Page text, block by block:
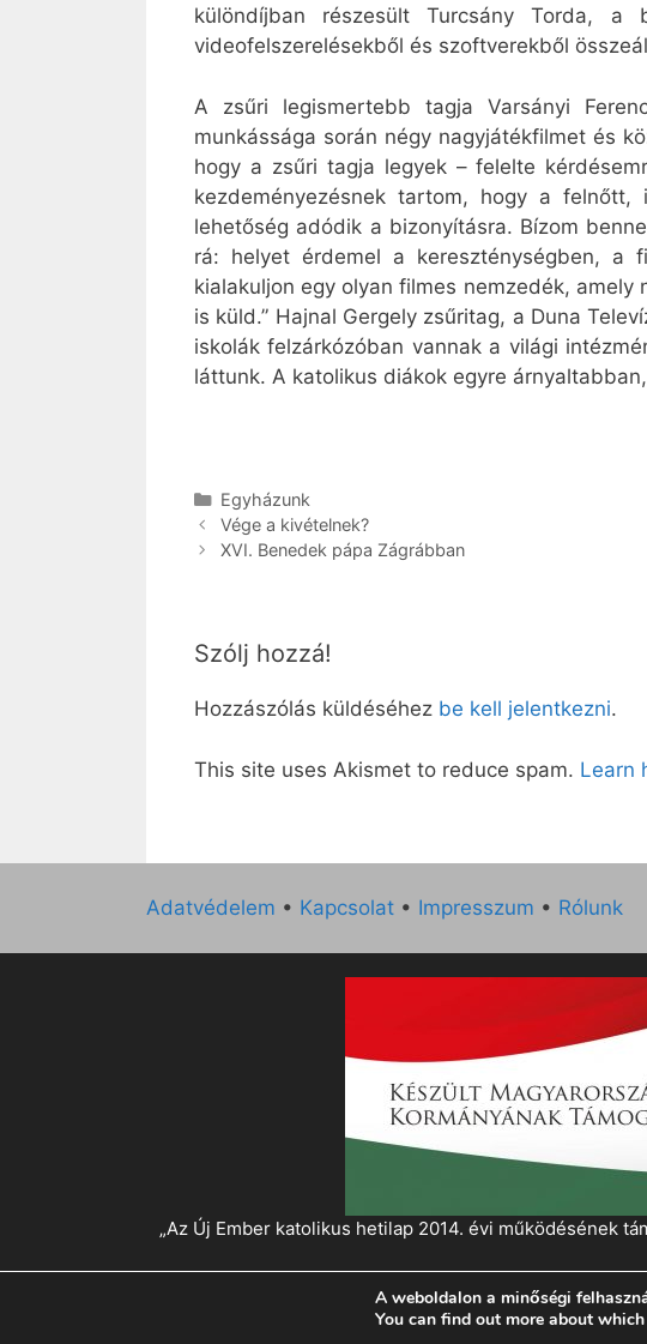
különdíjban részesült Turcsány Torda, a
videofelszerelésekből és szoftverekből
A zsűri legismertebb tagja Varsányi
munkássága során négy nagyjátékfilmet és
hogy a zsűri tagja legyek – felelte
kezdeményezésnek tartom, hogy a
lehetőség adódik a bizonyításra. Bízom
rá: helyet érdemel a kereszténységben, a
kialakuljon egy olyan filmes nemzedék,
is küld.” Hajnal Gergely zsűritag, a Duna
iskolák felzárkózóban vannak a világi
láttunk. A katolikus diákok egyre
Kategória
Egyházunk
Vége a kivételnek?
XVI. Benedek pápa Zágrábban
Szólj hozzá!
Hozzászólás küldéséhez be kell jelentkezni.
This site uses Akismet to reduce spam. Learn
Adatvédelem • Kapcsolat • Impresszum • Rólunk
„Az Új Ember katolikus hetilap 2014. évi működésének
© 2026 Magyar Kurír - Új Ember• KészültGeneratePress
A weboldalon a minőségi
You can find out more about